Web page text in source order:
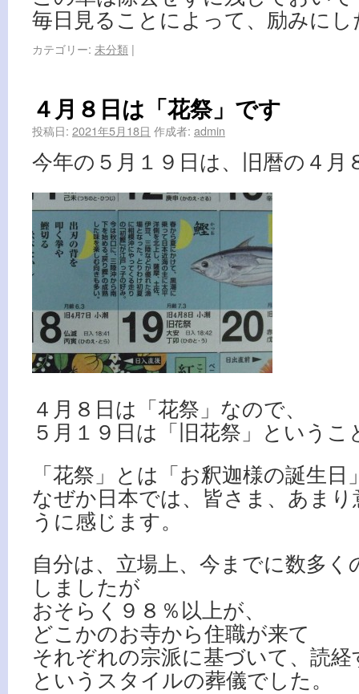
毎日見ることによって、励みに
カテゴリー: 未分類 |
４月８日は「花祭」です
投稿日: 2021年5月18日 作成者: admin
今年の５月１９日は、旧暦の４月
４月８日は「花祭」なので、
５月１９日は「旧花祭」という
「花祭」とは「お釈迦様の誕生日
なぜか日本では、皆さま、あま
うに感じます。
自分は、立場上、今までに数多く
しましたが
おそらく９８％以上が、
どこかのお寺から住職が来て
それぞれの宗派に基づいて、読経
というスタイルの葬儀でした。